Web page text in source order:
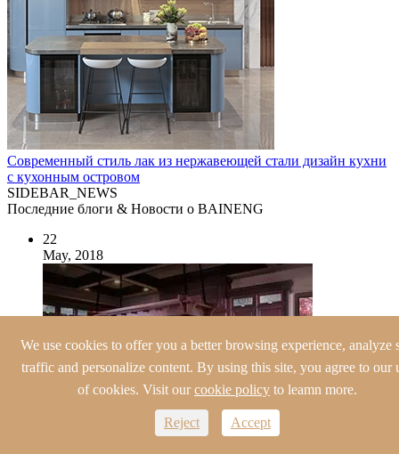
Современный стиль лак из нержавеющей стали дизайн кухни
с кухонным островом
SIDEBAR_NEWS
Последние блоги & Новости о BAINENG
22
May, 2018
We use cookies to offer you a better browsing experience, analyze
traffic and personalize content. By using this site, you agree to our
of cookies. Visit ourcookie policy to leamn more.
Reject Accept